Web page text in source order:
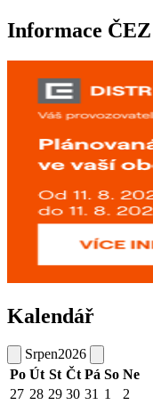
Informace ČEZ
Kalendář
Srpen2026
Po Út St Čt Pá So Ne
27 28 29 30 31 1
2